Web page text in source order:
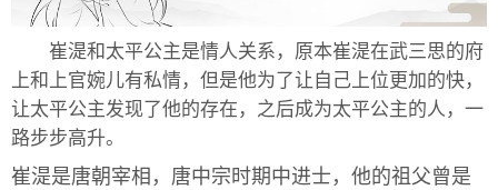
崔湜和太平公主是情人关系，原本崔湜在武三思的府
上和上官婉儿有私情，但是他为了让自己上位更加的快，
让太平公主发现了他的存在，之后成为太平公主的人，一
路步步高升。
崔湜是唐朝宰相，唐中宗时期中进士，他的祖父曾是